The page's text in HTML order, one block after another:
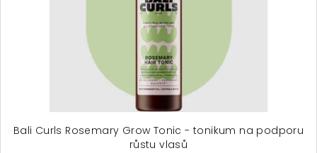
Bali Curls Rosemary Grow Tonic - tonikum na podporu
růstu vlasů